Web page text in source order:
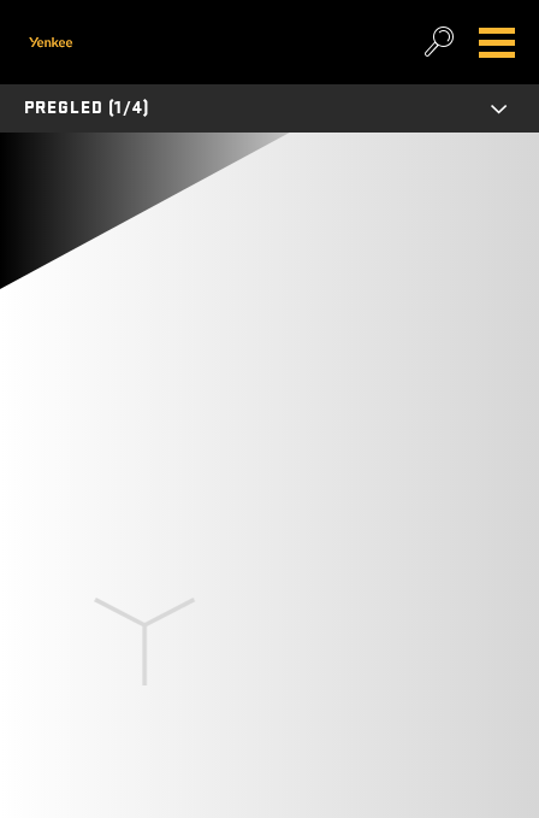
PREGLED (1/4)